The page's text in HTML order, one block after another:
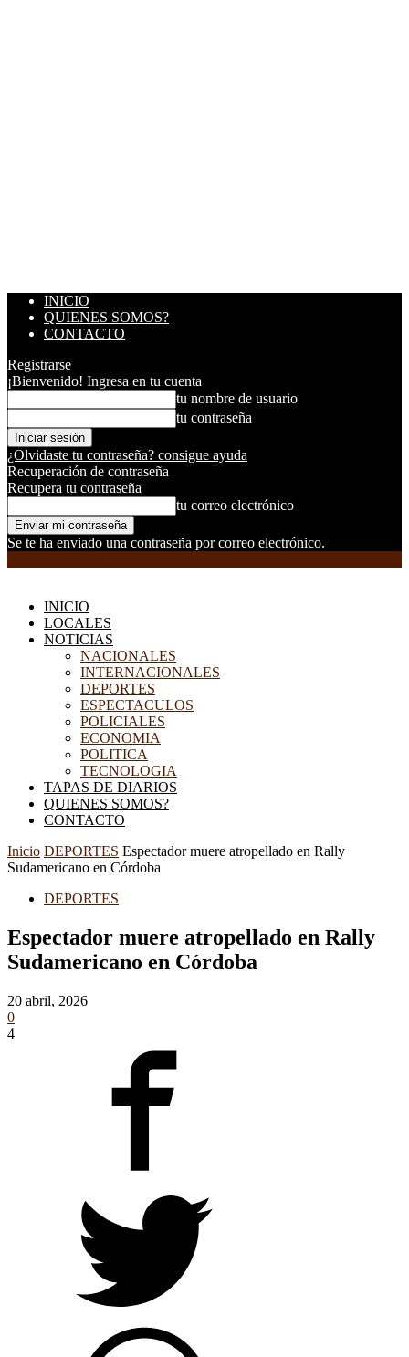
INICIO
QUIENES SOMOS?
CONTACTO
Registrarse
¡Bienvenido! Ingresa en tu cuenta
tu nombre de usuario
tu contraseña
¿Olvidaste tu contraseña? consigue ayuda
Recuperación de contraseña
Recupera tu contraseña
tu correo electrónico
Se te ha enviado una contraseña por correo electrónico.
INICIO
LOCALES
NOTICIAS
NACIONALES
INTERNACIONALES
DEPORTES
ESPECTACULOS
POLICIALES
ECONOMIA
POLITICA
TECNOLOGIA
TAPAS DE DIARIOS
QUIENES SOMOS?
CONTACTO
Inicio DEPORTES Espectador muere atropellado en Rally
Sudamericano en Córdoba
DEPORTES
Espectador muere atropellado en Rally
Sudamericano en Córdoba
20 abril, 2026
0
4